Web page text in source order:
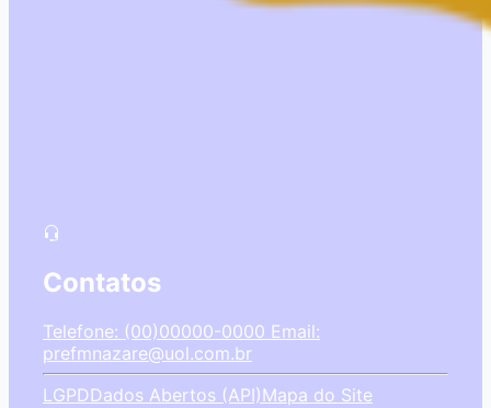
Contatos
Telefone: (00)00000-0000 Email:
prefmnazare@uol.com.br
LGPDDados Abertos (API)Mapa do Site